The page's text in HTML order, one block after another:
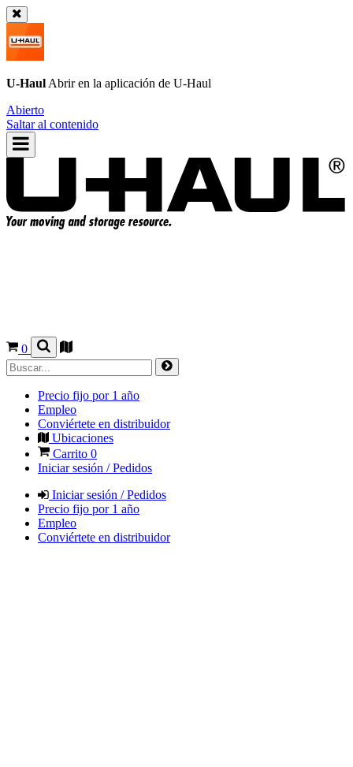
U-Haul Abrir en la aplicación de U-Haul
Abierto
Saltar al contenido
0
Precio fijo por 1 año
Empleo
Conviértete en distribuidor
Ubicaciones
Carrito 0
Iniciar sesión / Pedidos
Iniciar sesión / Pedidos
Precio fijo por 1 año
Empleo
Conviértete en distribuidor